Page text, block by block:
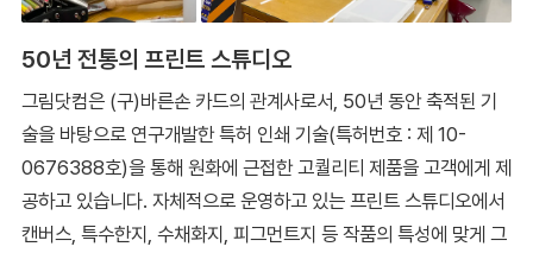
50년 전통의 프린트 스튜디오
그림닷컴은 (구)바른손 카드의 관계사로서, 50년 동안 축적된 기
술을 바탕으로 연구개발한 특허 인쇄 기술(특허번호 : 제 10-
0676388호)을 통해 원화에 근접한 고퀄리티 제품을 고객에게 제
공하고 있습니다. 자체적으로 운영하고 있는 프린트 스튜디오에서
캔버스, 특수한지, 수채화지, 피그먼트지 등 작품의 특성에 맞게 그